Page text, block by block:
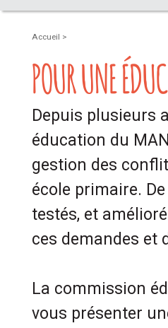
Accueil >
POUR UNE
Depuis plusieurs
éducation du
gestion des
école primaire.
testés, et
ces demandes et
La commission
vous présenter